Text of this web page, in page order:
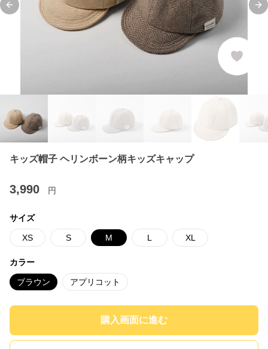
Previous slide
キッズ帽子 ヘリンボーン柄キッズキャップ
3,990 円
サイズ
XS S M L XL
カラー
ブラウン アプリコット
購入画面に進む